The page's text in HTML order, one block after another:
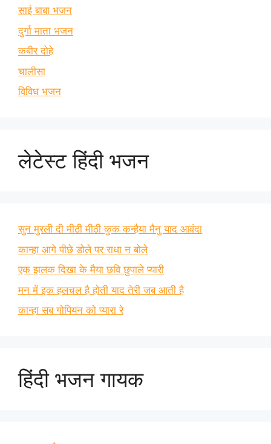
साई बाबा भजन
दुर्गा माता भजन
कबीर दोहे
चालीसा
विविध भजन
लेटेस्ट हिंदी भजन
सुन मुरली दी मीठी मीठी कुक कन्हैया मैनु याद आवंदा
कान्हा आगे पीछे डोले पर राधा न बोले
एक झलक दिखा के मैया छवि छुपाले प्यारी
मन में इक हलचल है होती याद तेरी जब आती है
कान्हा सब गोपियन को प्यारा रे
हिंदी भजन गायक